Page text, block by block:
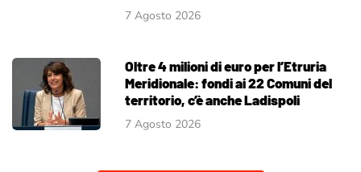
7 Agosto 2026
Oltre 4 milioni di euro per l’Etruria
Meridionale: fondi ai 22 Comuni del
territorio, c’è anche Ladispoli
7 Agosto 2026